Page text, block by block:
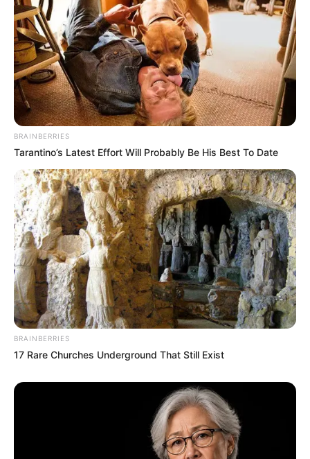
Συνέντευξη Alexander Dugin
σχολιάζοντας τον λόγο
Πούτιν: Είναι η έναρξη της
Νικηφόρας...
ΕΠΕΙΓΟΝ: Στην απόφαση
ΑΠΑΓΟΡΕΥΣΗΣ rapid test από
τον Ε.Ο.Φ αναγράφεται
καθαρά ότι...
Email address:
ΝΙΚΟΛΑΟΣ ΑΝΑΞΙΜΑΝΔΡΟΣ. Aπαγορεύεται η αναπαραγωγή, η
αναδημοσίευση και η τροποποίησή τους χωρίς προηγούμενη
γραπτή άδεια του δημιουργού τους. Με επιφύλαξη κάθε νόμιμου
Πολιτική Απορρήτουτου website πριν
να το χρησιμοποιήσετε, καθώς χρησιμοποιώντας το την
BRAINBERRIES
Tarantino’s Latest Effort Will Probably Be His Best To Date
BRAINBERRIES
17 Rare Churches Underground That Still Exist